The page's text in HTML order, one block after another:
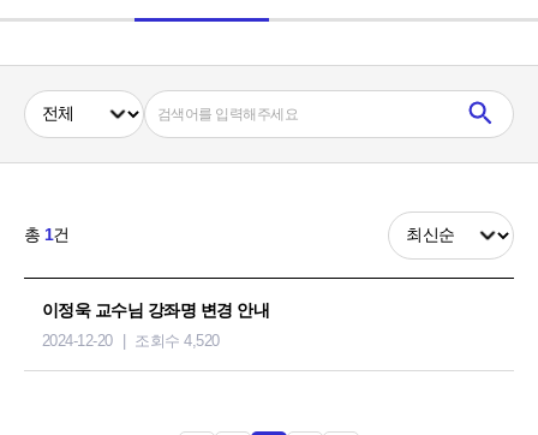
총 1건
이정욱 교수님 강좌명 변경 안내
2024-12-20 조회수 4,520